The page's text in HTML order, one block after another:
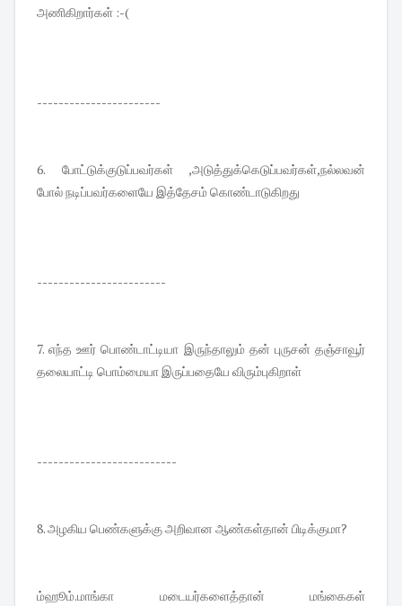
அணிகிறார்கள் :-(
-----------------------
6. போட்டுக்குடுப்பவர்கள் ,அடுத்துக்கெடுப்பவர்கள்,நல்லவன்
போல் நடிப்பவர்களையே இத்தேசம் கொண்டாடுகிறது
------------------------
7. எந்த ஊர் பொண்டாட்டியா இருந்தாலும் தன் புருசன் தஞ்சாவூர்
தலையாட்டி பொம்மையா இருப்பதையே விரும்புகிறாள்
--------------------------
8. அழகிய பெண்களுக்கு அறிவான ஆண்கள்தான் பிடிக்குமா?
ம்ஹூம்.மாங்கா மடையர்களைத்தான் மங்கைகள்